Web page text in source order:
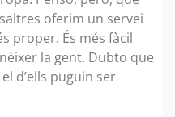
oferim un servei
proper. És més fàcil
la gent. Dubto que
d’ells puguin ser